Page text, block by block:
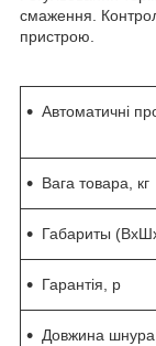
смаження.
пристрою.
Автоматичні
Вага товара, кг
Габариты
Гарантія, р
Довжина